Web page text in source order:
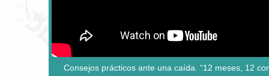
Consejos prácticos ante una caída. “12 meses, 12